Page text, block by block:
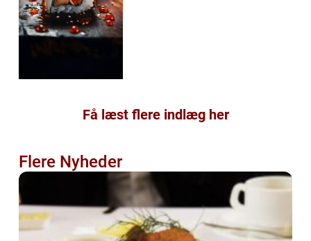
Få læst flere indlæg her
Flere Nyheder